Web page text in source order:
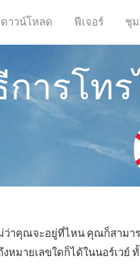
ดาวน์โหลด ฟีเจอร์ ชุ
ารโท
ว่าคุณจะอยู่ที่ไหน คุณก็สามาร
หมายเลขใดก็ได้ในนอร์เวย์